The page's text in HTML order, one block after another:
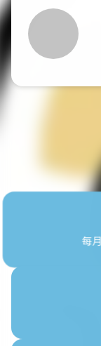
每